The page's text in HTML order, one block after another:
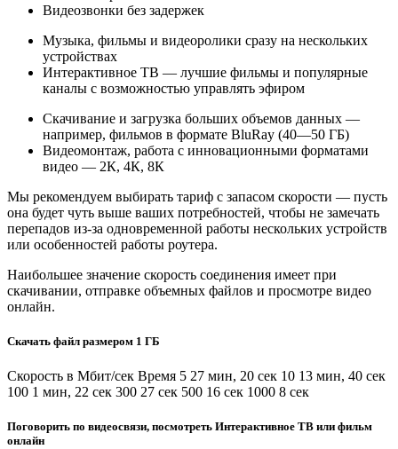
Видеозвонки без задержек
Музыка, фильмы и видеоролики сразу на нескольких
устройствах
Интерактивное ТВ — лучшие фильмы и популярные
каналы с возможностью управлять эфиром
Скачивание и загрузка больших объемов данных —
например, фильмов в формате BluRay (40—50 ГБ)
Видеомонтаж, работа с инновационными форматами
видео — 2К, 4К, 8К
Мы рекомендуем выбирать тариф с запасом скорости — пусть
она будет чуть выше ваших потребностей, чтобы не замечать
перепадов из-за одновременной работы нескольких устройств
или особенностей работы роутера.
Наибольшее значение скорость соединения имеет при
скачивании, отправке объемных файлов и просмотре видео
онлайн.
Скачать файл размером 1 ГБ
Скорость в Мбит/сек Время 5 27 мин, 20 сек 10 13 мин, 40 сек
100 1 мин, 22 сек 300 27 сек 500 16 сек 1000 8 сек
Поговорить по видеосвязи, посмотреть Интерактивное ТВ или фильм
онлайн